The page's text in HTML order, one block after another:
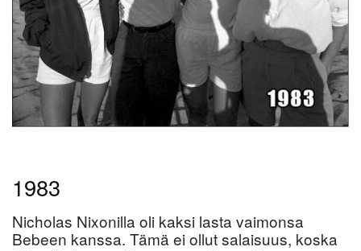
1983
Nicholas Nixonilla oli kaksi lasta vaimonsa
Bebeen kanssa. Tämä ei ollut salaisuus, koska